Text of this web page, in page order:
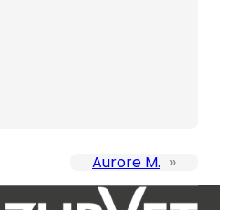
Aurore M. »